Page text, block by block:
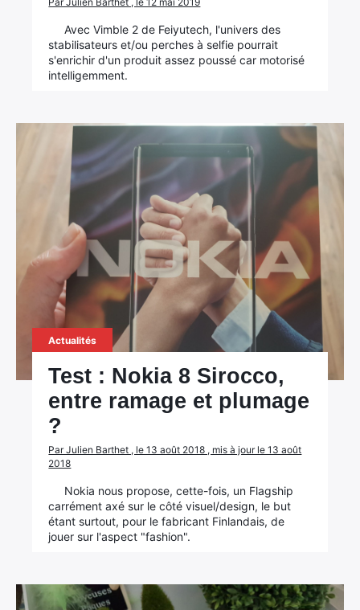
Avec Vimble 2 de Feiyutech, l'univers des
stabilisateurs et/ou perches à selfie pourrait
s'enrichir d'un produit assez poussé car motorisé
intelligemment.
Actualités
Test : Nokia 8 Sirocco,
entre ramage et plumage
?
Par Julien Barthet , le 13 août 2018 , mis à jour le 13 août
2018
Nokia nous propose, cette-fois, un Flagship
carrément axé sur le côté visuel/design, le but
étant surtout, pour le fabricant Finlandais, de
jouer sur l'aspect "fashion".